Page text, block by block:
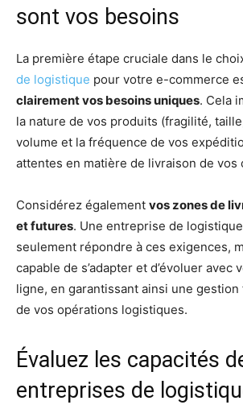
sont vos besoins
La première étape cruciale dans le
de logistique pour votre e-commerce
clairement vos besoins uniques. Cela
la nature de vos produits (fragilité,
volume et la fréquence de vos
attentes en matière de livraison de vos
Considérez également vos zones de
et futures. Une entreprise de
seulement répondre à ces exigences,
capable de s’adapter et d’évoluer avec
ligne, en garantissant ainsi une
de vos opérations logistiques.
Évaluez les capacités
entreprises de